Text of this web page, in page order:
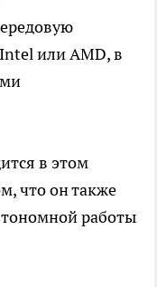
или AMD, в
в этом
что он также
работы